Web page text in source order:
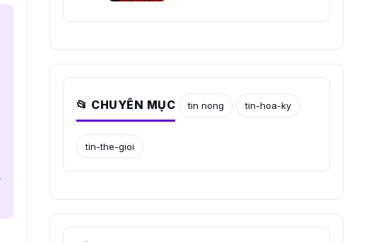
📂 CHUYÊN MỤC tin nong tin-hoa-ky
tin-the-gioi